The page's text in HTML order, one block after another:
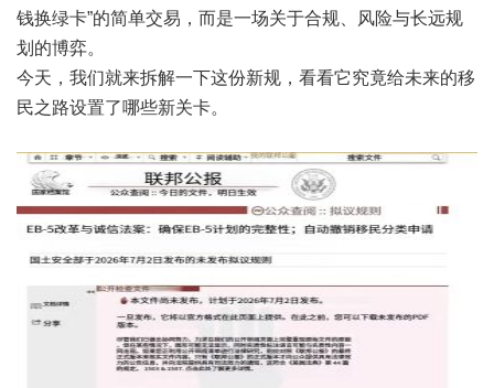
钱换绿卡”的简单交易，而是一场关于合规、风险与长远规
划的博弈。
今天，我们就来拆解一下这份新规，看看它究竟给未来的移
民之路设置了哪些新关卡。